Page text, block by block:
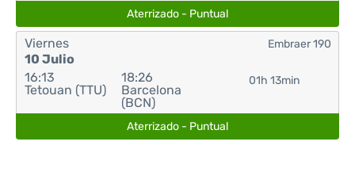
Aterrizado - Puntual
Viernes
10 Julio
16:13
Tetouan (TTU)
18:26
Barcelona
(BCN)
01h 13min
Embraer 190
Aterrizado - Puntual